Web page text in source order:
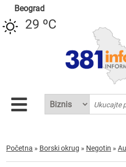
Beograd
29 ºC
Početna » Borski okrug » Negotin »